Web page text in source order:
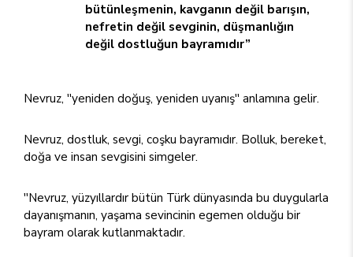
bütünleşmenin, kavganın değil barışın,
nefretin değil sevginin, düşmanlığın
değil dostluğun bayramıdır”
Nevruz, ''yeniden doğuş, yeniden uyanış'' anlamına gelir.
Nevruz, dostluk, sevgi, coşku bayramıdır. Bolluk, bereket,
doğa ve insan sevgisini simgeler.
''Nevruz, yüzyıllardır bütün Türk dünyasında bu duygularla
dayanışmanın, yaşama sevincinin egemen olduğu bir
bayram olarak kutlanmaktadır.